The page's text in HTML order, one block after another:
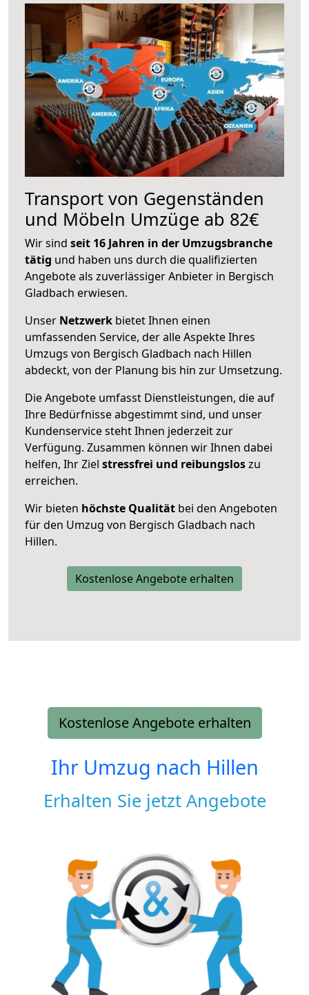
Transport von Gegenständen
und Möbeln Umzüge ab 82€
Wir sind seit 16 Jahren in der Umzugsbranche
tätig und haben uns durch die qualifizierten
Angebote als zuverlässiger Anbieter in Bergisch
Gladbach erwiesen.
Unser Netzwerk bietet Ihnen einen
umfassenden Service, der alle Aspekte Ihres
Umzugs von Bergisch Gladbach nach Hillen
abdeckt, von der Planung bis hin zur Umsetzung.
Die Angebote umfasst Dienstleistungen, die auf
Ihre Bedürfnisse abgestimmt sind, und unser
Kundenservice steht Ihnen jederzeit zur
Verfügung. Zusammen können wir Ihnen dabei
helfen, Ihr Ziel stressfrei und reibungsloszu
erreichen.
Wir bieten höchste Qualität bei den Angeboten
für den Umzug von Bergisch Gladbach nach
Hillen.
Kostenlose Angebote erhalten
Kostenlose Angebote erhalten
Ihr Umzug nach Hillen
Erhalten Sie jetzt Angebote